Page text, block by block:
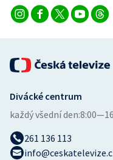
Divácké centrum
každý všední den:
261 136 113